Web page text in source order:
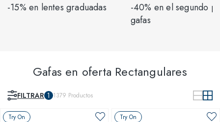
-15% en lentes graduadas
-40% en el segundo
gafas
Gafas en oferta Rectangulares
FILTRAR 1 1379 Productos
Try On Try On